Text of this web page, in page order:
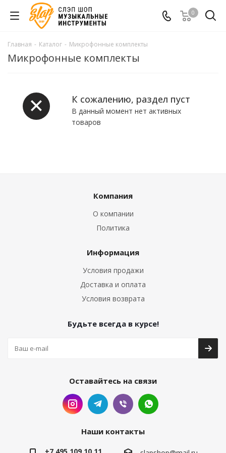
0
Главная - Каталог - Микрофонные комплекты
Микрофонные комплекты
К сожалению, раздел пуст
В данный момент нет активных
товаров
Компания
О компании
Политика
Информация
Условия продажи
Доставка и оплата
Условия возврата
Будьте всегда в курсе!
Оставайтесь на связи
Наши контакты